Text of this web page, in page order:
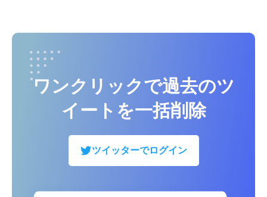
ワンクリックで過去のツ
イートを一括削除
ツイッターでログイン